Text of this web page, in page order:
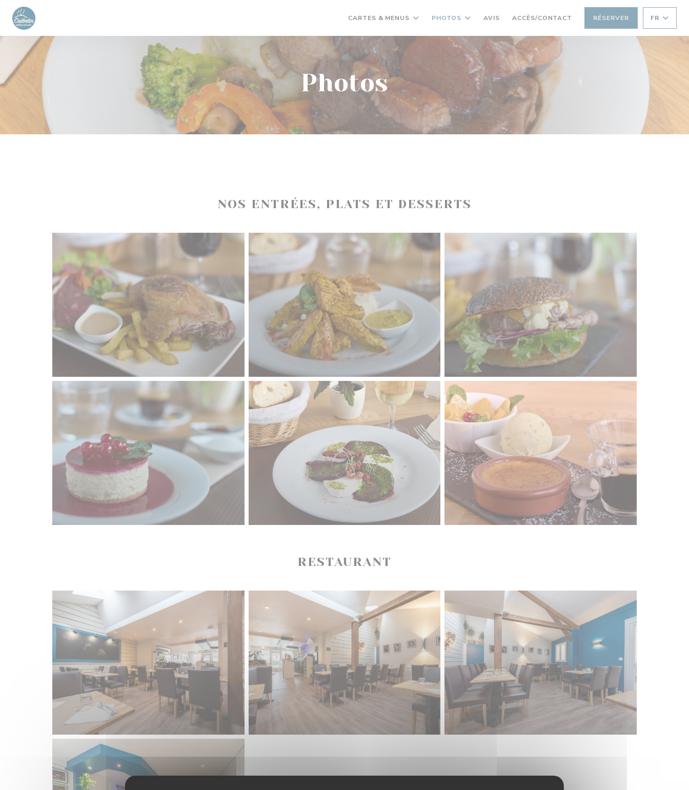
Personnalisation de vos choix en matière de cookies
CARTES & MENUS PHOTOS AVIS ACCÈS/CONTACT RÉSERVER FR
Photos
NOS ENTRÉES, PLATS ET DESSERTS
RESTAURANT